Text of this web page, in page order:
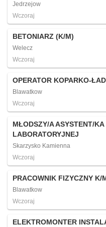
Jedrzejow
Wczoraj
BETONIARZ (K/M)
Welecz
Wczoraj
OPERATOR KOPARKO-
Blawatkow
Wczoraj
MŁODSZY/A ASYSTENT/
LABORATORYJNEJ
Skarzysko Kamienna
Wczoraj
PRACOWNIK FIZYCZNY K/
Blawatkow
Wczoraj
ELEKTROMONTER